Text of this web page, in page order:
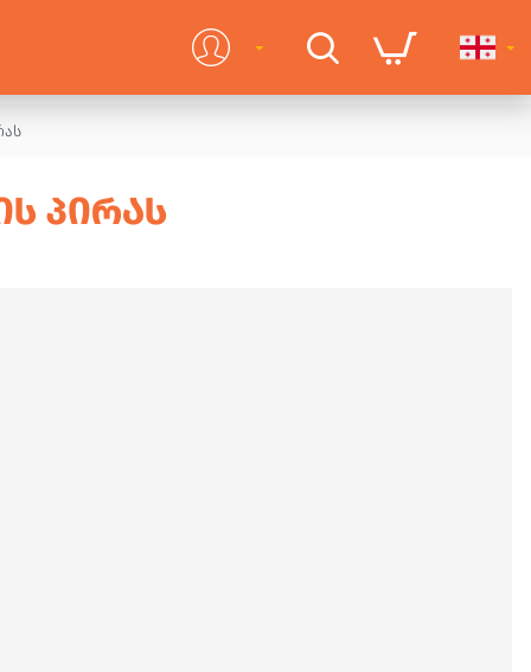
ᲞᲘᲠᲐᲡ